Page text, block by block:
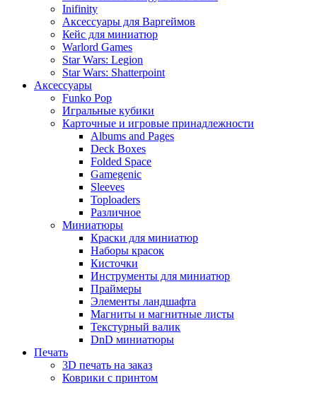
Inifinity
Аксессуары для Варгеймов
Кейс для миниатюр
Warlord Games
Star Wars: Legion
Star Wars: Shatterpoint
Аксессуары
Funko Pop
Игральные кубики
Карточные и игровые принадлежности
Albums and Pages
Deck Boxes
Folded Space
Gamegenic
Sleeves
Toploaders
Различное
Миниатюры
Краски для миниатюр
Наборы красок
Кисточки
Инструменты для миниатюр
Праймеры
Элементы ландшафта
Магниты и магнитные листы
Текстурный валик
DnD миниатюры
Печать
3D печать на заказ
Коврики с принтом